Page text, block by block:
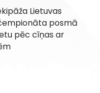
Lietuvas
posmā
pēc cīņas ar